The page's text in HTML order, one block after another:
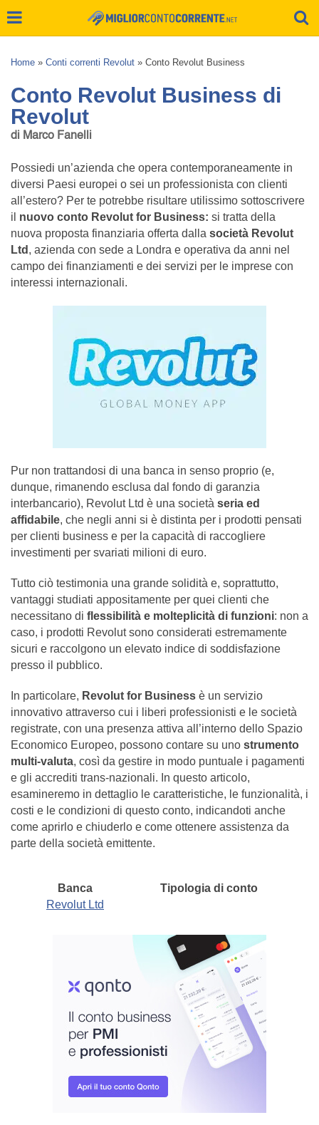
Home » Conti correnti Revolut » Conto Revolut Business
Conto Revolut Business di
Revolut
di Marco Fanelli
Possiedi un’azienda che opera contemporaneamente in
diversi Paesi europei o sei un professionista con clienti
all’estero? Per te potrebbe risultare utilissimo sottoscrivere
il nuovo conto Revolut for Business: si tratta della
nuova proposta finanziaria offerta dalla società Revolut
Ltd , azienda con sede a Londra e operativa da anni nel
campo dei finanziamenti e dei servizi per le imprese con
interessi internazionali.
Pur non trattandosi di una banca in senso proprio (e,
dunque, rimanendo esclusa dal fondo di garanzia
interbancario), Revolut Ltd è una società seria ed
affidabile, che negli anni si è distinta per i prodotti pensati
per clienti business e per la capacità di raccogliere
investimenti per svariati milioni di euro.
Tutto ciò testimonia una grande solidità e, soprattutto,
vantaggi studiati appositamente per quei clienti che
necessitano di flessibilità e molteplicità di funzioni: non a
caso, i prodotti Revolut sono considerati estremamente
sicuri e raccolgono un elevato indice di soddisfazione
presso il pubblico.
In particolare, Revolut for Business è un servizio
innovativo attraverso cui i liberi professionisti e le società
registrate, con una presenza attiva all’interno dello Spazio
Economico Europeo, possono contare su uno strumento
multi-valuta, così da gestire in modo puntuale i pagamenti
e gli accrediti trans-nazionali. In questo articolo,
esamineremo in dettaglio le caratteristiche, le funzionalità, i
costi e le condizioni di questo conto, indicandoti anche
come aprirlo e chiuderlo e come ottenere assistenza da
parte della società emittente.
Banca
Tipologia di conto
Revolut Ltd